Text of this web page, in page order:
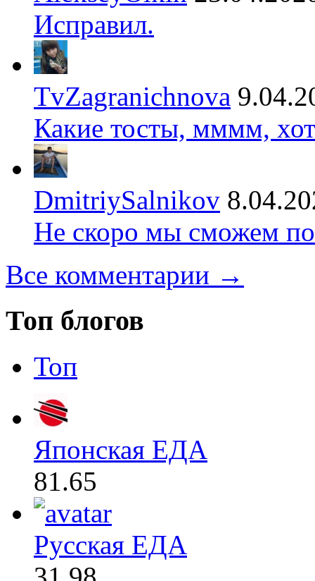
Исправил.
TvZagranichnova
Какие тосты, мммм,
DmitriySalnikov
Не скоро мы сможем
Все комментарии →
Топ блогов
Топ
Японская ЕДА
81.65
Русская ЕДА